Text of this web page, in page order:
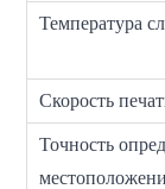
Температура
Скорость
Точность